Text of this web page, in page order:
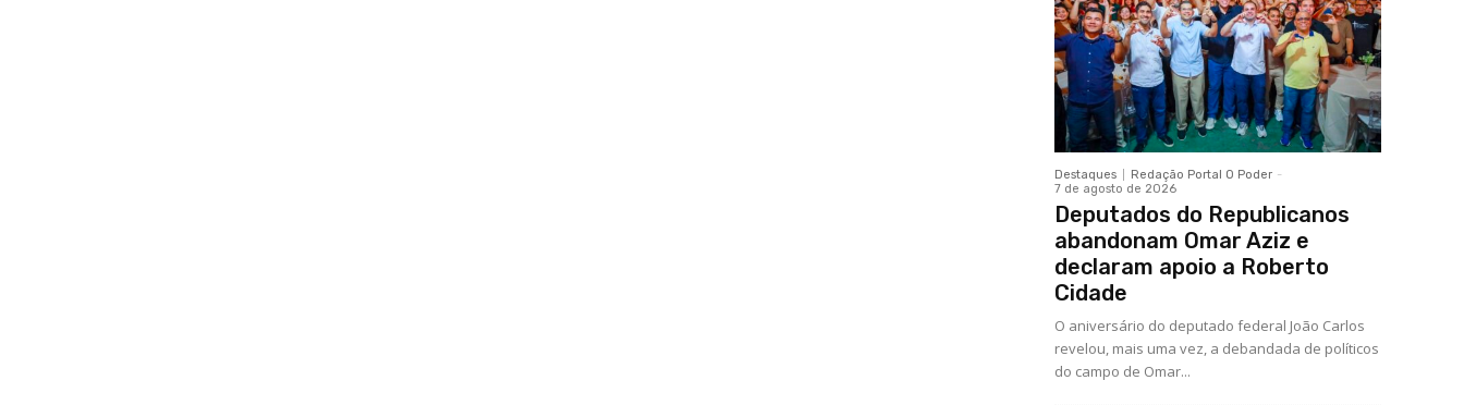
Destaques Redação Portal O Poder -
7 de agosto de 2026
Deputados do Republicanos
abandonam Omar Aziz e
declaram apoio a Roberto
Cidade
O aniversário do deputado federal João Carlos
revelou, mais uma vez, a debandada de políticos
do campo de Omar...